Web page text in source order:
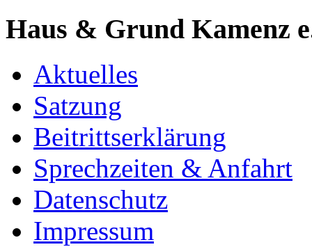
Haus & Grund Kamenz
Aktuelles
Satzung
Beitrittserklärung
Sprechzeiten & Anfahrt
Datenschutz
Impressum